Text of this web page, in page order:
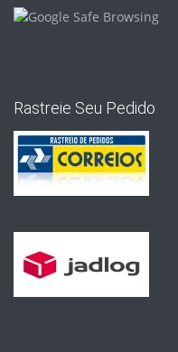
Rastreie Seu Pedido